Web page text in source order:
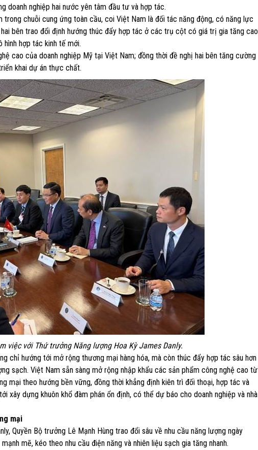
doanh nghiệp hai nước yên tâm đầu tư và hợp tác.
chuỗi cung ứng toàn cầu, coi Việt Nam là đối tác năng động, có năng lực
bên trao đổi định hướng thúc đẩy hợp tác ở các trụ cột có giá trị gia tăng cao
hình hợp tác kinh tế mới.
cao của doanh nghiệp Mỹ tại Việt Nam; đồng thời đề nghị hai bên tăng cường
khai dự án thực chất.
việc với Thứ trưởng Năng lượng Hoa Kỳ James Danly.
chỉ hướng tới mở rộng thương mại hàng hóa, mà còn thúc đẩy hợp tác sâu hơn
sạch. Việt Nam sẵn sàng mở rộng nhập khẩu các sản phẩm công nghệ cao từ
mại theo hướng bền vững, đồng thời khẳng định kiên trì đối thoại, hợp tác và
xây dựng khuôn khổ đàm phán ổn định, có thể dự báo cho doanh nghiệp và nhà
mại
Quyền Bộ trưởng Lê Mạnh Hùng trao đổi sâu về nhu cầu năng lượng ngày
mẽ, kéo theo nhu cầu điện năng và nhiên liệu sạch gia tăng nhanh.